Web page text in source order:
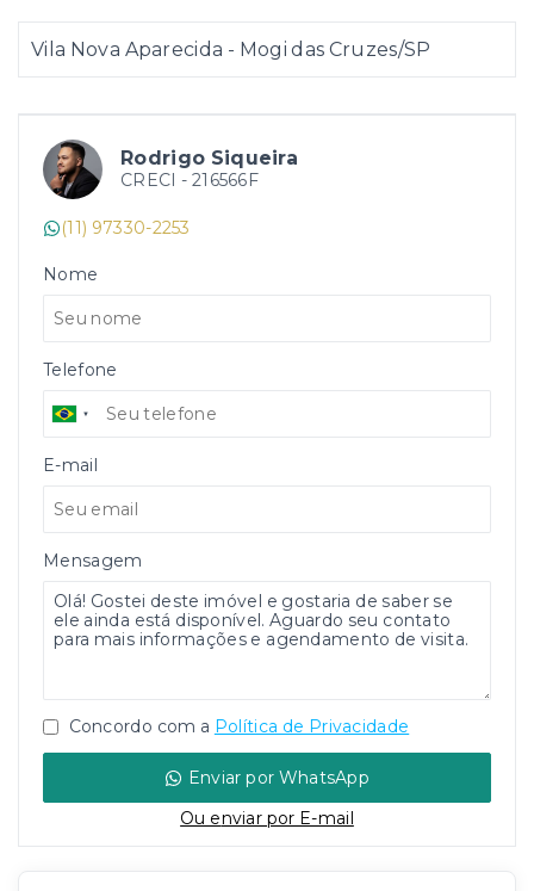
Rodrigo Siqueira
CRECI - 216566F
(11) 97330-2253
Nome
Telefone
E-mail
Mensagem
Concordo com a Política de Privacidade
Enviar por WhatsApp
Ou enviar por E-mail
Vila Nova Aparecida - Mogi das Cruzes/SP